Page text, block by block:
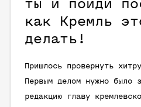
ты и пойди
как Кремль
делать!
Пришлось провернуть
Первым делом нужно было
редакцию главу